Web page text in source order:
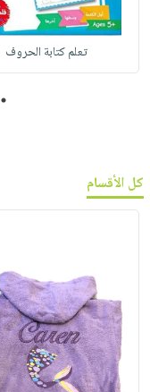
تعلم كتابة الحروف
1
كل الأقسام